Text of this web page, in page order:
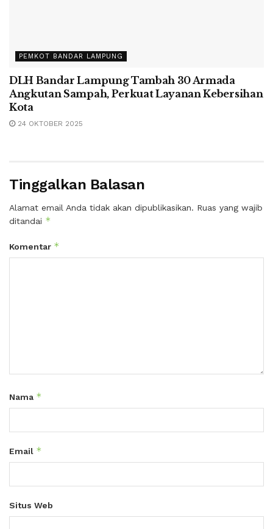
PEMKOT BANDAR LAMPUNG
DLH Bandar Lampung Tambah 30 Armada
Angkutan Sampah, Perkuat Layanan Kebersihan
Kota
24 OKTOBER 2025
Tinggalkan Balasan
Alamat email Anda tidak akan dipublikasikan. Ruas yang wajib
ditandai *
Komentar *
Nama *
Email *
Situs Web